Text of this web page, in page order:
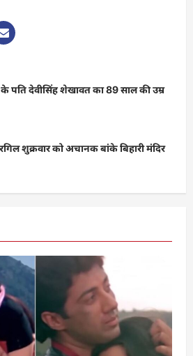
के पति देवीसिंह शेखावत का 89 साल की उम्र
शुक्रवार को अचानक बांके बिहारी मंदिर